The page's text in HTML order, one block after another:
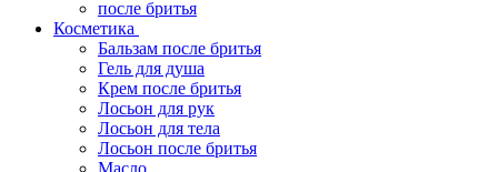
после бритья
Косметика
Бальзам после бритья
Гель для душа
Крем после бритья
Лосьон для рук
Лосьон для тела
Лосьон после бритья
Масло